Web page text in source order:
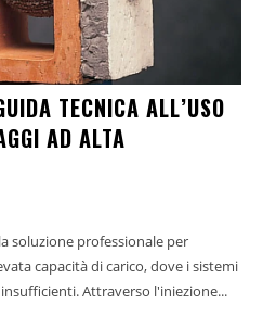
TECNICA ALL’USO
AD ALTA
soluzione professionale per
capacità di carico, dove i sistemi
Attraverso l'iniezione...